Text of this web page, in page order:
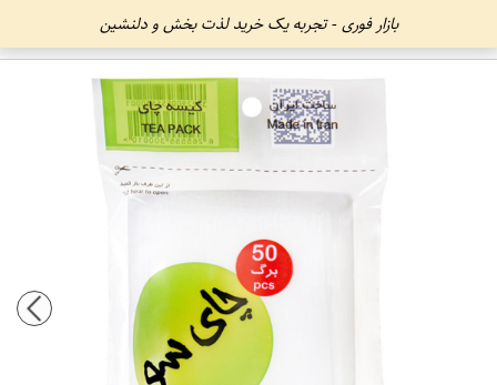
بازار فوری - تجربه یک خرید لذت بخش و دلنشین